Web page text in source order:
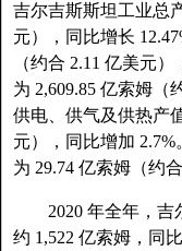
吉尔吉斯斯坦工业总
元），同比增长
（约合 2.11 亿美元
为 2,609.85 亿索姆（
供电、供气及供热产
元），同比增加
为 29.74 亿索姆（约
2020 年全年，吉
约 1,522 亿索姆，同